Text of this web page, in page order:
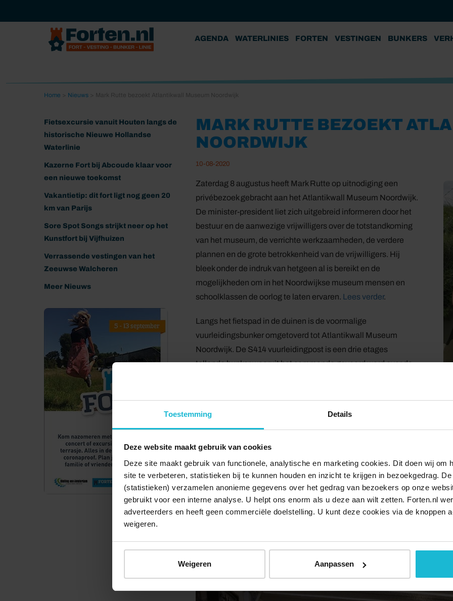
Toestemming Details
Deze website maakt gebruik van cookies
Deze site maakt gebruik van functionele, analytische en marketing cookies. Dit doen wij om
site te verbeteren, statistieken bij te kunnen houden en inzicht te krijgen in bezoekgedrag.
(statistieken) verzamelen anonieme gegevens over het gedrag van bezoekers op onze
gebruikt voor een interne analyse. U helpt ons enorm als u deze aan wilt zetten. Forten.nl
adverteerders en heeft geen commerciële doelstelling. U kunt deze cookies via de knoppen
weigeren.
Weigeren Aanpassen
AGENDA WATERLINIES FORTEN VESTINGEN BUNKERS
Home Nieuws
Fietsexcursie vanuit Houten langs de
historische Nieuwe Hollandse
Waterlinie
Kazerne Fort bij Abcoude klaar voor
een nieuwe toekomst
Vakantietip: dit fort ligt nog geen 20
km van Parijs
Sore Spot Songs strijkt neer op het
Kunstfort bij Vijfhuizen
Verrassende vestingen van het
Zeeuwse Walcheren
Meer Nieuws
MARK RUTTE BEZOEKT
NOORDWIJK
10-08-2020
Zaterdag 8 augustus heeft Mark Rutte op uitnodiging een
privébezoek gebracht aan het Atlantikwall Museum Noordwijk.
De minister-president liet zich uitgebreid informeren door het
bestuur en de aanwezige vrijwilligers over de totstandkoming
van het museum, de verrichte werkzaamheden, de verdere
plannen en de grote betrokkenheid van de vrijwilligers. Hij
bleek onder de indruk van hetgeen al is bereikt en de
mogelijkheden om in het Noordwijkse museum mensen en
schoolklassen de oorlog te laten ervaren. Lees verder.
Langs het fietspad in de duinen is de voormalige
vuurleidingsbunker omgetoverd tot Atlantikwall Museum
Noordwijk. De S414 vuurleidingpost is een drie etages
tellende bunker waaruit het commando gevoerd werd over de
er in de bunker aan toe ging en is ingericht met overwegend
In de voormalige kijkspleet worden beelden vertoond van
vliegtuigen en schepen aan de horizon. Daarnaast worden
beelden getoond van de bouw van de bunkers, de sloop van de pier in
noordwijkse bunkers. In de tweede kijkspleet is een documentaire te
Atlantikwallmuseum Noordwijk